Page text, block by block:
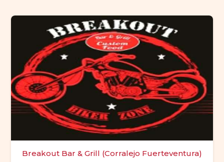
Breakout Bar & Grill (Corralejo Fuerteventura)